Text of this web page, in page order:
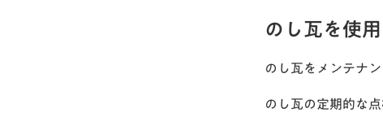
のし瓦を使
のし瓦をメンテナ
のし瓦の定期的な